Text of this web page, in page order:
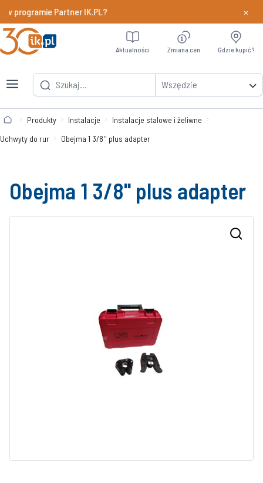
programie Partner IK.PL? Dowiedz
×
Wszędzie
Aktualności Zmiana cen Gdzie kupić?
Produkty Instalacje
Instalacje stalowe i żeliwne
Uchwyty do rur
Obejma 1 3/8'' plus adapter
Obejma 1 3/8'' plus adapter